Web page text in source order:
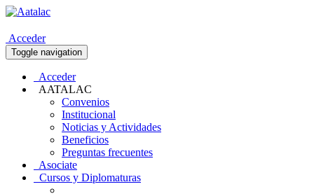
Acceder
Toggle navigation
Acceder
AATALAC
Convenios
Institucional
Noticias y Actividades
Beneficios
Preguntas frecuentes
Asociate
Cursos y Diplomaturas